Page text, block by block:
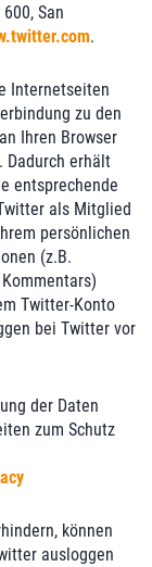
San
.
Internetseiten
zu den
Ihren Browser
Dadurch erhält
entsprechende
als Mitglied
persönlichen
(z.B.
Twitter-Konto
bei Twitter vor
der Daten
zum Schutz
können
ausloggen